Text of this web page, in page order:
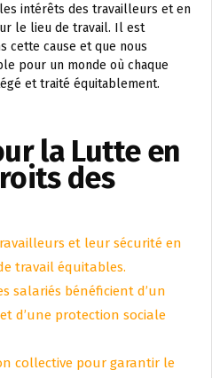
intérêts des travailleurs et en
le lieu de travail. Il est
cette cause et que nous
pour un monde où chaque
et traité équitablement.
la Lutte en
des
et leur sécurité en
travail équitables.
salariés bénéficient d’un
d’une protection sociale
collective pour garantir le